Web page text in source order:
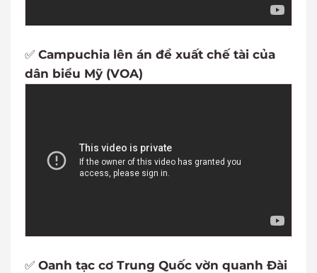
✅ Campuchia lên án đề xuất chế tài của
dân biểu Mỹ (VOA)
✅ Oanh tạc cơ Trung Quốc vờn quanh Đài